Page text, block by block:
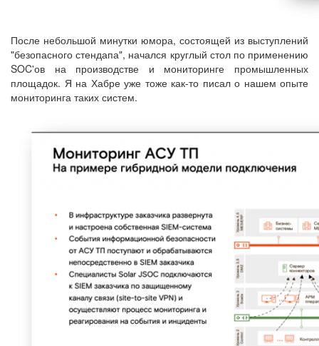
После небольшой минутки юмора, состоящей из выступлений
"безопасного стендапа", начался круглый стол по применению
SOC'ов на производстве и мониторинге промышленных
площадок. Я на Хабре уже тоже как-то писал о нашем опыте
мониторинга таких систем.